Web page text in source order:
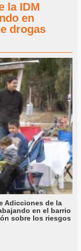
la IDM
en
drogas
Adicciones de la
en el barrio
sobre los riesgos